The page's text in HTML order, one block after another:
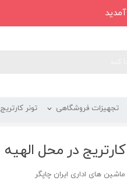
تجهیزات فروشگاهی تونر کارتریج
در محل الهیه
ماشین های اداری ایران چاپگر